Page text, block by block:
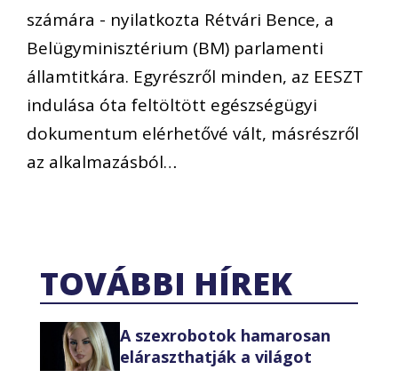
számára - nyilatkozta Rétvári Bence, a
Belügyminisztérium (BM) parlamenti
államtitkára. Egyrészről minden, az EESZT
indulása óta feltöltött egészségügyi
dokumentum elérhetővé vált, másrészről
az alkalmazásból…
TOVÁBBI HÍREK
A szexrobotok hamarosan
eláraszthatják a világot